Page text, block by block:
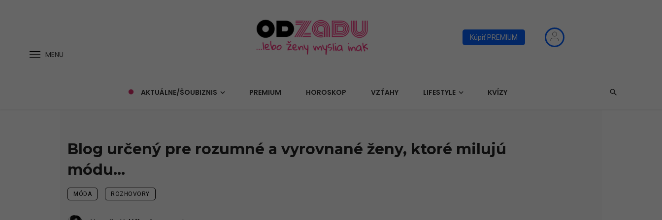
MENU
Kúpiť PREMIUM
AKTUÁLNE/ŠOUBIZNIS PREMIUM HOROSKOP VZŤAHY LIFESTYLE KVÍZY
Blog určený pre rozumné a vyrovnané ženy, ktoré milujú
módu…
MÓDA ROZHOVORY